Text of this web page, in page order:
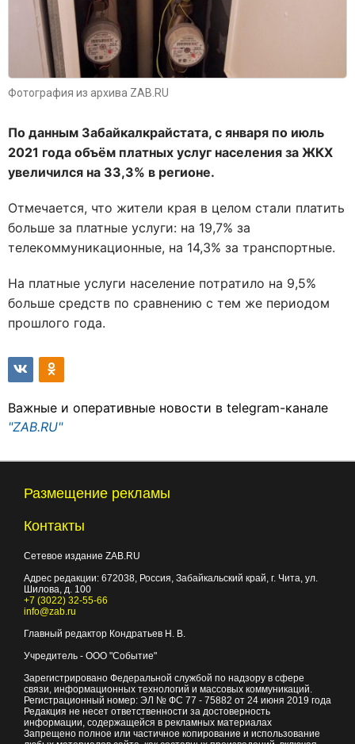
Фотография из архива ZAB.RU
По данным Забайкалкрайстата, с января по июль
2021 года объём платных услуг населения за ЖКХ
увеличился на 33,3% в регионе.
Отмечается, что жители края в целом стали платить
больше за платные услуги: на 19,7% за
телекоммуникационные, на 14,3% за транспортные.
На платные услуги население потратило на 9,5%
больше средств по сравнению с тем же периодом
прошлого года.
Важные и оперативные новости в telegram-канале
"ZAB.RU"
Размещение рекламы
Контакты
Сетевое издание ZAB.RU
Адрес редакции: 672038 , Россия, Забайкальский край, г. Чита ул.
Шилова, д. 100
+7 (3022) 32-55-66
info@zab.ru
Главный редактор Кондратьев Н. В.
Учредитель - ООО "Событие"
Зарегистрировано Федеральной службой по надзору в сфере
связи, информационных технологий и массовых коммуникаций.
Регистрационный номер: ЭЛ № ФС 77 - 75882 от 24 июня 2019 года
Редакция не несет ответственности за достоверность
информации, содержащейся в рекламных материалах
Запрещено полное или частичное копирование и использование